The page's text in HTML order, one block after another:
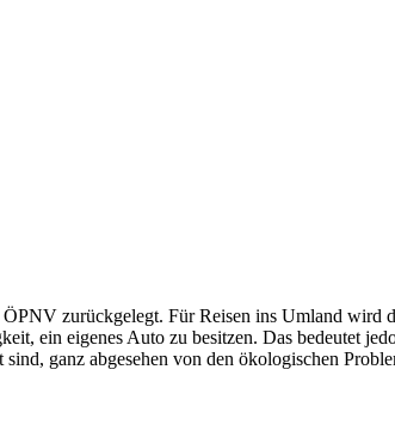
zurückgelegt. Für Reisen ins Umland wird
ein eigenes Auto zu besitzen. Das bedeutet
ganz abgesehen von den ökologischen